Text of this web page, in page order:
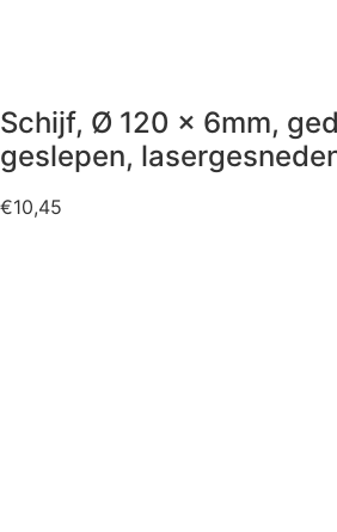
Schijf, Ø 120 x 6mm,
geslepen,
€10,45